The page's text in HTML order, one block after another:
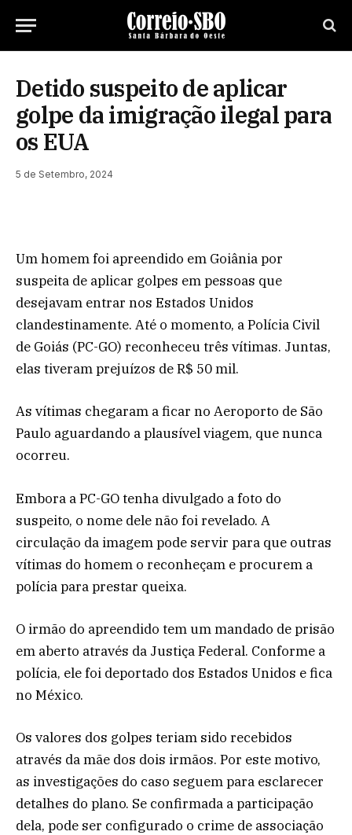
Detido suspeito de aplicar
golpe da imigração ilegal para
os EUA
5 de Setembro, 2024
Um homem foi apreendido em Goiânia por
suspeita de aplicar golpes em pessoas que
desejavam entrar nos Estados Unidos
clandestinamente. Até o momento, a Polícia Civil
de Goiás (PC-GO) reconheceu três vítimas. Juntas,
elas tiveram prejuízos de R$ 50 mil.
As vítimas chegaram a ficar no Aeroporto de São
Paulo aguardando a plausível viagem, que nunca
ocorreu.
Embora a PC-GO tenha divulgado a foto do
suspeito, o nome dele não foi revelado. A
circulação da imagem pode servir para que outras
vítimas do homem o reconheçam e procurem a
polícia para prestar queixa.
O irmão do apreendido tem um mandado de prisão
em aberto através da Justiça Federal. Conforme a
polícia, ele foi deportado dos Estados Unidos e fica
no México.
Os valores dos golpes teriam sido recebidos
através da mãe dos dois irmãos. Por este motivo,
as investigações do caso seguem para esclarecer
detalhes do plano. Se confirmada a participação
dela, pode ser configurado o crime de associação